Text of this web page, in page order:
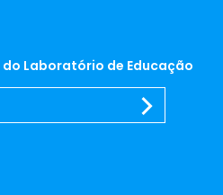
Laboratório de Educação